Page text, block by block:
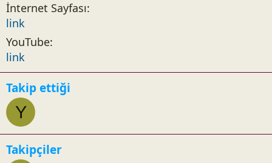
İnternet Sayfası
link
YouTube
link
Takip ettiği
Y
Takipçiler